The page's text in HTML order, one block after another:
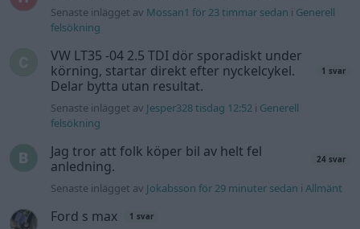
Senaste inlägget av Mossan1 för 23 timmar sedan i Generell
felsökning
VW LT35 -04 2.5 TDI dör sporadiskt under
körning, startar direkt efter nyckelcykel.
Delar bytta utan resultat.
1 svar
Senaste inlägget av Jesper328 tisdag 12:52 i Generell
felsökning
Jag tror att folk köper bil av helt fel
anledning.
24 svar
Senaste inlägget av Jokabsson för 29 minuter sedan iAllmänt
Ford s max 1 svar